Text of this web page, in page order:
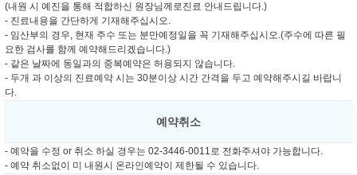
(내원 시 예진을 통해 적합하신 원장님께로진료 안내드립니다.)
- 진료내용을 간단하게 기재해주십시오.
- 임산부의 경우, 현재 주수 또는 분만예정일을 꼭 기재해주십시오.(주수에 따른 필
요한 검사를 함께 예약해드리겠습니다.)
- 같은 날짜에 동일과의 중복예약은 허용되지 않습니다.
- 두개 과 이상의 진료예약 시는 30분이상 시간 간격을 두고 예약해주시길 바랍니
다.
예약취소
- 예약을 수정 or 취소 하실 경우는 02-3446-0011로 전화주셔야 가능합니다.
- 예약 취소없이 미 내원시 온라인예약이 제한될 수 있습니다.